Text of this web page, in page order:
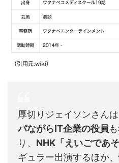
厚切りジェイソンさんは
パながらIT企業の役員
り、 NHK「えいごであ
ギュラー出演するほか